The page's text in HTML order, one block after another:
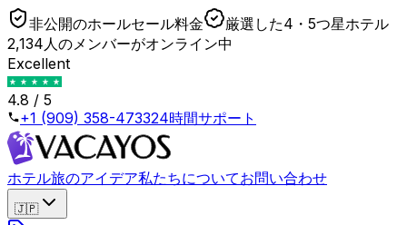
非公開のホールセール料金
厳選した4・5つ星ホテル
2,134人のメンバーがオンライン中
Excellent
4.8 / 5
+1 (909) 358-473324時間サポート
ホテル旅のアイデア私たちについてお問い合わせ
🇯🇵